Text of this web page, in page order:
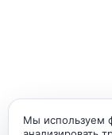
Мы используем